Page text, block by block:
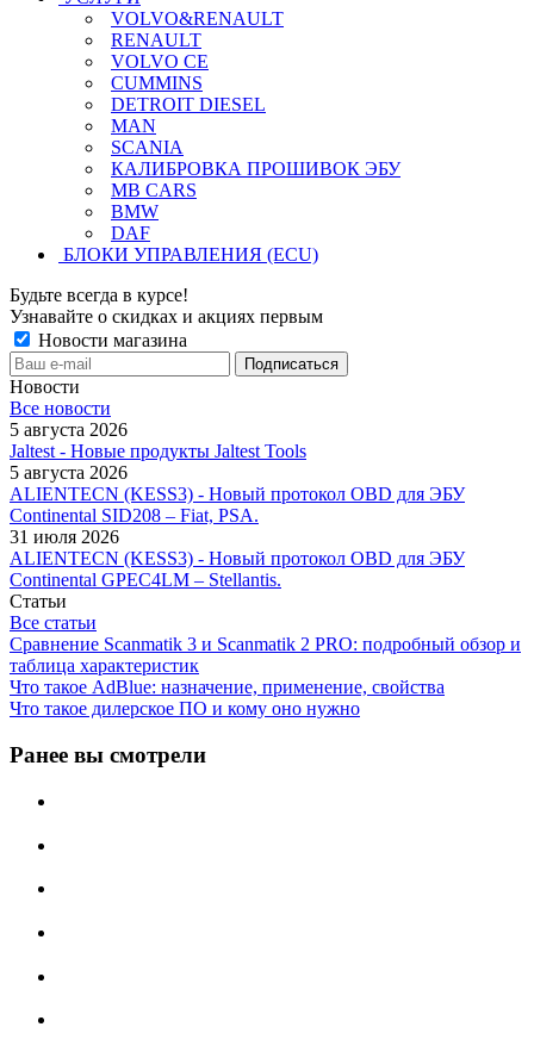
VOLVO&RENAULT
RENAULT
VOLVO CE
CUMMINS
DETROIT DIESEL
MAN
SCANIA
КАЛИБРОВКА ПРОШИВОК ЭБУ
MB CARS
BMW
DAF
БЛОКИ УПРАВЛЕНИЯ (ECU)
Будьте всегда в курсе!
Узнавайте о скидках и акциях первым
Новости магазина
Новости
Все новости
5 августа 2026
Jaltest - Новые продукты Jaltest Tools
5 августа 2026
ALIENTECN (KESS3) - Новый протокол OBD для ЭБУ
Continental SID208 – Fiat, PSA.
31 июля 2026
ALIENTECN (KESS3) - Новый протокол OBD для ЭБУ
Continental GPEC4LM – Stellantis.
Статьи
Все статьи
Сравнение Scanmatik 3 и Scanmatik 2 PRO: подробный обзор и
таблица характеристик
Что такое AdBlue: назначение, применение, свойства
Что такое дилерское ПО и кому оно нужно
Ранее вы смотрели